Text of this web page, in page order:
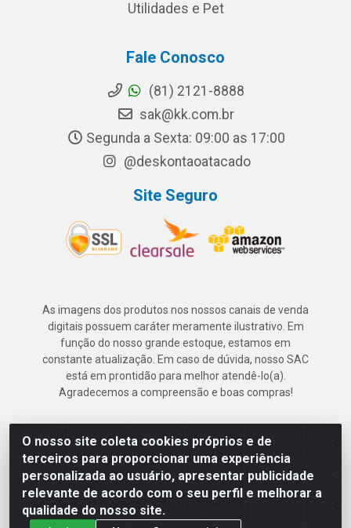
O nosso site coleta cookies próprios e de
terceiros para proporcionar uma experiência
personalizada ao usuário, apresentar publicidade
relevante de acordo com o seu perfil e melhorar a
qualidade do nosso site.
Utilidades e Pet
Fale Conosco
(81) 2121-8888
sak@kk.com.br
Segunda a Sexta: 09:00 as 17:00
@deskontaoatacado
Site Seguro
As imagens dos produtos nos nossos canais de venda
digitais possuem caráter meramente ilustrativo. Em
função do nosso grande estoque, estamos em
constante atualização. Em caso de dúvida, nosso SAC
está em prontidão para melhor atendê-lo(a).
Agradecemos a compreensão e boas compras!
Deskontão Atacado - Av. Marechal Mascarenhas de Morais, 2471 -
Imbiribeira - Recife/PE - CEP 51.150-001 - CNPJ 24.150.377/0003-
57